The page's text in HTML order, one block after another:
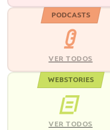
PODCASTS
VER TODOS
WEBSTORIES
VER TODOS